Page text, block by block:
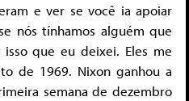
e ver se você ia apoiar
nós tínhamos alguém que
que eu deixei. Eles me
de 1969. Nixon ganhou a
semana de dezembro